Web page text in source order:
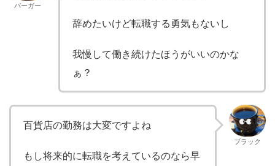
バーガー
辞めたいけど転職する勇気もないし
我慢して働き続けたほうがいいのかな
ぁ？
百貨店の勤務は大変ですよね
もし将来的に転職を考えているのなら早
ブラック